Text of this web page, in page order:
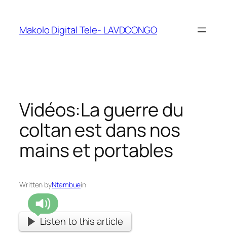
Makolo Digital Tele- LAVDCONGO
Vidéos:La guerre du
coltan est dans nos
mains et portables
Written byNtambuein
Listen to this article